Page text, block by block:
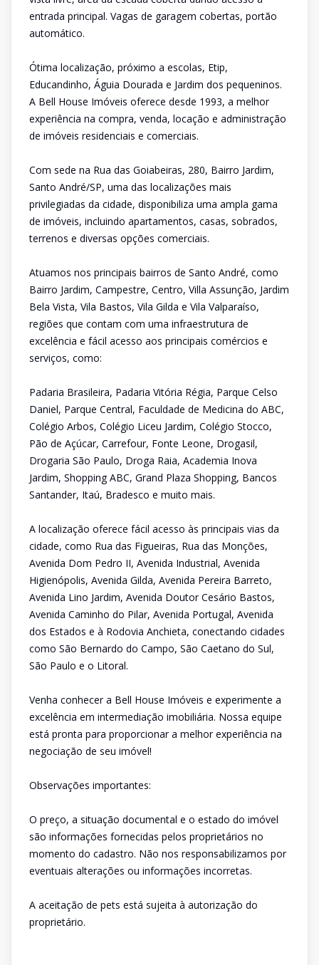
entrada principal. Vagas de garagem cobertas, portão
automático.
Ótima localização, próximo a escolas, Etip,
Educandinho, Águia Dourada e Jardim dos pequeninos.
A Bell House Imóveis oferece desde 1993, a melhor
experiência na compra, venda, locação e administração
de imóveis residenciais e comerciais.
Com sede na Rua das Goiabeiras, 280, Bairro Jardim,
Santo André/SP, uma das localizações mais
privilegiadas da cidade, disponibiliza uma ampla gama
de imóveis, incluindo apartamentos, casas, sobrados,
terrenos e diversas opções comerciais.
Atuamos nos principais bairros de Santo André, como
Bairro Jardim, Campestre, Centro, Villa Assunção, Jardim
Bela Vista, Vila Bastos, Vila Gilda e Vila Valparaíso,
regiões que contam com uma infraestrutura de
excelência e fácil acesso aos principais comércios e
serviços, como:
Padaria Brasileira, Padaria Vitória Régia, Parque Celso
Daniel, Parque Central, Faculdade de Medicina do ABC,
Colégio Arbos, Colégio Liceu Jardim, Colégio Stocco,
Pão de Açúcar, Carrefour, Fonte Leone, Drogasil,
Drogaria São Paulo, Droga Raia, Academia Inova
Jardim, Shopping ABC, Grand Plaza Shopping, Bancos
Santander, Itaú, Bradesco e muito mais.
A localização oferece fácil acesso às principais vias da
cidade, como Rua das Figueiras, Rua das Monções,
Avenida Dom Pedro II, Avenida Industrial, Avenida
Higienópolis, Avenida Gilda, Avenida Pereira Barreto,
Avenida Lino Jardim, Avenida Doutor Cesário Bastos,
Avenida Caminho do Pilar, Avenida Portugal, Avenida
dos Estados e à Rodovia Anchieta, conectando cidades
como São Bernardo do Campo, São Caetano do Sul,
São Paulo e o Litoral.
Venha conhecer a Bell House Imóveis e experimente a
excelência em intermediação imobiliária. Nossa equipe
está pronta para proporcionar a melhor experiência na
negociação de seu imóvel!
Observações importantes:
O preço, a situação documental e o estado do imóvel
são informações fornecidas pelos proprietários no
momento do cadastro. Não nos responsabilizamos por
eventuais alterações ou informações incorretas.
A aceitação de pets está sujeita à autorização do
proprietário.